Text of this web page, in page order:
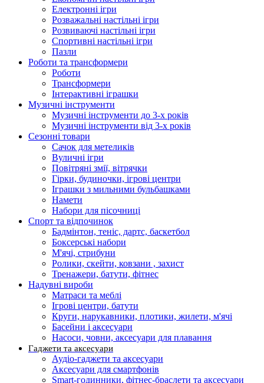
Електронні ігри
Розважальні настільні ігри
Розвиваючі настільні ігри
Спортивні настільні ігри
Пазли
Роботи та трансформери
Роботи
Трансформери
Інтерактивні іграшки
Музичні інструменти
Музичні інструменти до 3-х років
Музичні інструменти від 3-х років
Сезонні товари
Сачок для метеликів
Вуличні ігри
Повітряні змії, вітрячки
Гірки, будиночки, ігрові центри
Іграшки з мильними бульбашками
Намети
Набори для пісочниці
Спорт та відпочинок
Бадмінтон, теніс, дартс, баскетбол
Боксерські набори
М'ячі, стрибуни
Ролики, скейти, ковзани , захист
Тренажери, батути, фітнес
Надувні вироби
Матраси та меблі
Ігрові центри, батути
Круги, нарукавники, плотики, жилети, м'ячі
Басейни і аксесуари
Насоси, човни, аксесуари для плавання
Гаджети та аксесуари
Аудіо-гаджети та аксесуари
Аксесуари для смартфонів
Smart-годинники, фітнес-браслети та аксесуари